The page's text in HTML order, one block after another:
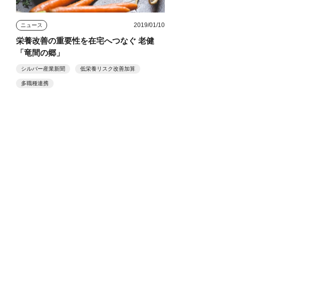
ニュース 2019/01/10
栄養改善の重要性を在宅へつなぐ 老健
「竜間の郷」
シルバー産業新聞 低栄養リスク改善加算
多職種連携